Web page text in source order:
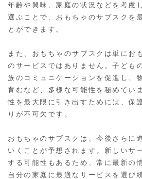
年齢や興味、家庭の状況などを考慮
選ぶことで、おもちゃのサブスクを
とができます。
また、おもちゃのサブスクは単にお
のサービスではありません。子ども
族のコミュニケーションを促進し、
育むなど、多様な可能性を秘めてい
性を最大限に引き出すためには、保
りが不可欠です。
おもちゃのサブスクは、今後さらに
いくことが予想されます。新しいサ
する可能性もあるため、常に最新の
自分の家庭に最適なサービスを選び